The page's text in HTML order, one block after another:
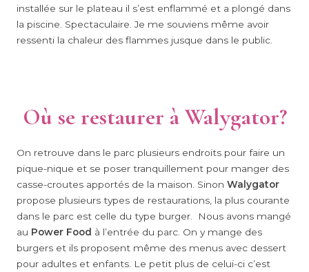
installée sur le plateau il s’est enflammé et a plongé dans
la piscine. Spectaculaire. Je me souviens même avoir
ressenti la chaleur des flammes jusque dans le public.
Où se restaurer à Walygator?
On retrouve dans le parc plusieurs endroits pour faire un
pique-nique et se poser tranquillement pour manger des
casse-croutes apportés de la maison. Sinon Walygator
propose plusieurs types de restaurations, la plus courante
dans le parc est celle du type burger. Nous avons mangé
au Power Food à l’entrée du parc. On y mange des
burgers et ils proposent même des menus avec dessert
pour adultes et enfants. Le petit plus de celui-ci c’est